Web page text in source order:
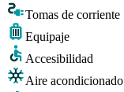
Tomas de corriente
Equipaje
Accesibilidad
Aire acondicionado